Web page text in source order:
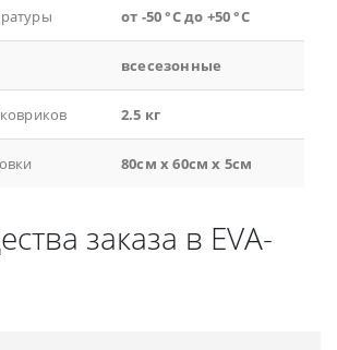
от -50 °С до +50 °С
всесезонные
2.5 кг
80см x 60см x 5см
заказа в EVA-